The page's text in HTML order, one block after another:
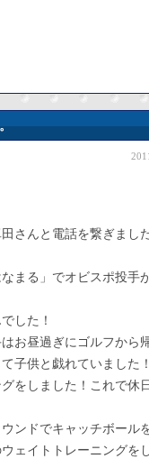
さんと電話を繋ぎました
まる」でオビスポ投手
した！
お昼過ぎにゴルフから
子供と戯れていました！
をしました！これで休
ンドでキャッチボール
ェイトトレーニングを